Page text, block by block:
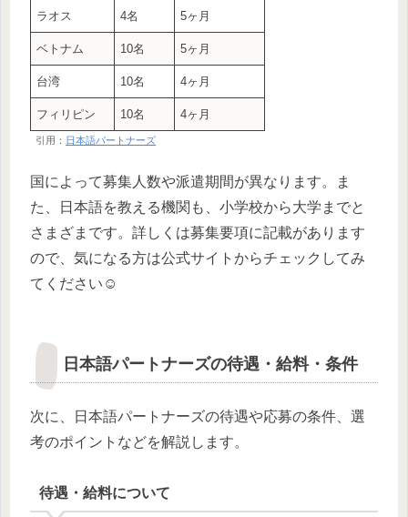
ラオス 4名 5ヶ月
ベトナム 10名 5ヶ月
台湾 10名 4ヶ月
フィリピン 10名 4ヶ月
引用： 日本語パートナーズ
国によって募集人数や派遣期間が異なります。ま
た、日本語を教える機関も、小学校から大学までと
さまざまです。詳しくは募集要項に記載があります
ので、気になる方は公式サイトからチェックしてみ
てください☺️
日本語パートナーズの待遇・給料・条件
次に、日本語パートナーズの待遇や応募の条件、選
考のポイントなどを解説します。
待遇・給料について